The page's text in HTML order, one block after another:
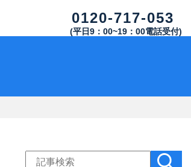
0120-717-053
(平日9：00~19：00電話受付)